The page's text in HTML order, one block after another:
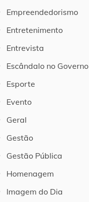
Empreendedorismo
Entretenimento
Entrevista
Escândalo no Governo
Esporte
Evento
Geral
Gestão
Gestão Pública
Homenagem
Imagem do Dia